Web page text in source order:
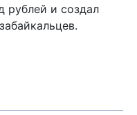
рублей и создал